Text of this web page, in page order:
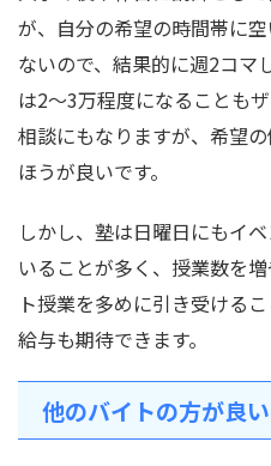
が、自分の希望の時間帯に
ないので、結果的に週2コマ
は2～3万程度になることも
相談にもなりますが、希望
ほうが良いです。
しかし、塾は日曜日にもイ
いることが多く、授業数を
ト授業を多めに引き受ける
給与も期待できます。
他のバイトの方が良